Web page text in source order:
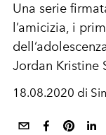
Una serie
l’amicizia, i
Jordan Kristine
18.08.2020 di